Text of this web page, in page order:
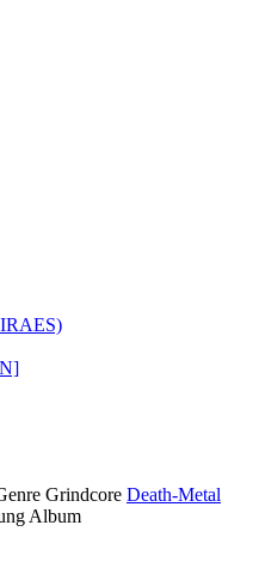
Grindcore Death-Metal
Album